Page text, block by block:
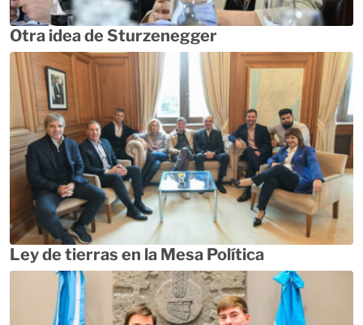
Otra idea de Sturzenegger
Ley de tierras en la Mesa Política